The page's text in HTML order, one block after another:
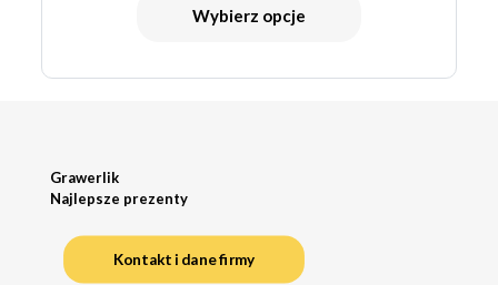
Wybierz opcje
Grawerlik
Najlepsze prezenty
Kontakt i dane firmy